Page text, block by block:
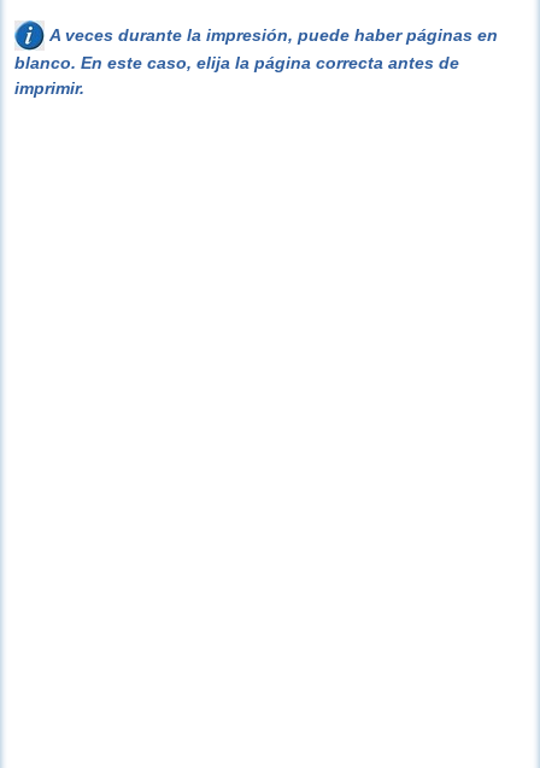
A veces durante la impresión, puede haber páginas en
blanco. En este caso, elija la página correcta antes de
imprimir.